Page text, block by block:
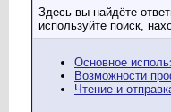
Здесь вы найдёте
используйте поиск,
Основное
Возможности
Чтение и